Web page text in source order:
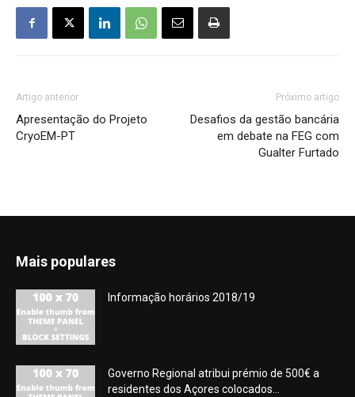
Artigo anterior
Apresentação do Projeto
CryoEM-PT
Próximo artigo
Desafios da gestão bancária
em debate na FEG com
Gualter Furtado
Mais populares
Informação horários 2018/19
Governo Regional atribui prémio de 500€ a
residentes dos Açores colocados...